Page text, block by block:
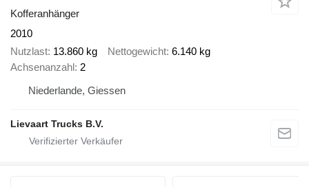
Kofferanhänger
2010
Nutzlast 13.860 kg Nettogewicht 6.140 kg
Achsenanzahl 2
Niederlande, Giessen
Lievaart Trucks B.V.